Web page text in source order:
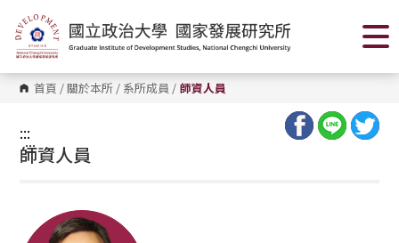
到
主
要
內
容
區 首頁 /關於本所 / 系所成員 / 師資人員
:::
:::
師資人員